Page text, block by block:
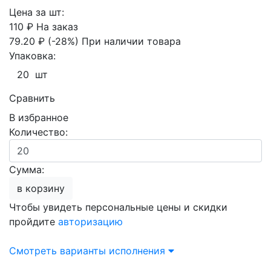
Цена за шт:
110 ₽ На заказ
79.20 ₽ (-28%) При наличии товара
Упаковка:
20 шт
Сравнить
В избранное
Количество:
Сумма:
в корзину
Чтобы увидеть персональные цены и скидки
пройдите авторизацию
Смотреть варианты исполнения